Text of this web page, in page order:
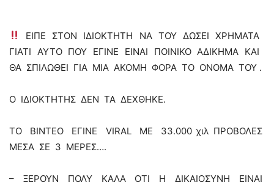
ΕΙΠΕ ΣΤΟΝ ΙΔΙΟΚΤΗΤΗ ΝΑ ΤΟΥ ΔΩΣΕΙ ΧΡΗΜΑΤΑ
ΓΙΑΤΙ ΑΥΤΟ ΠΟΥ ΕΓΙΝΕ ΕΙΝΑΙ ΠΟΙΝΙΚΟ ΑΔΙΚΗΜΑ ΚΑΙ
ΘΑ ΣΠΙΛΩΘΕΙ ΓΙΑ ΜΙΑ ΑΚΟΜΗ ΦΟΡΑ ΤΟ ΟΝΟΜΑ ΤΟΥ .
Ο ΙΔΙΟΚΤΗΤΗΣ ΔΕΝ ΤΑ ΔΕΧΘΗΚΕ.
ΤΟ ΒΙΝΤΕΟ ΕΓΙΝΕ VIRAL ΜΕ 33.000 χιλ ΠΡΟΒΟΛΕΣ
ΜΕΣΑ ΣΕ 3 ΜΕΡΕΣ….
– ΞΕΡΟΥΝ ΠΟΛΥ ΚΑΛΑ ΟΤΙ Η ΔΙΚΑΙΟΣΥΝΗ ΕΙΝΑΙ